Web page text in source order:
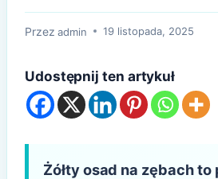
Przez admin 19 listopada, 2025
Udostępnij ten artykuł
Żółty osad na zębach